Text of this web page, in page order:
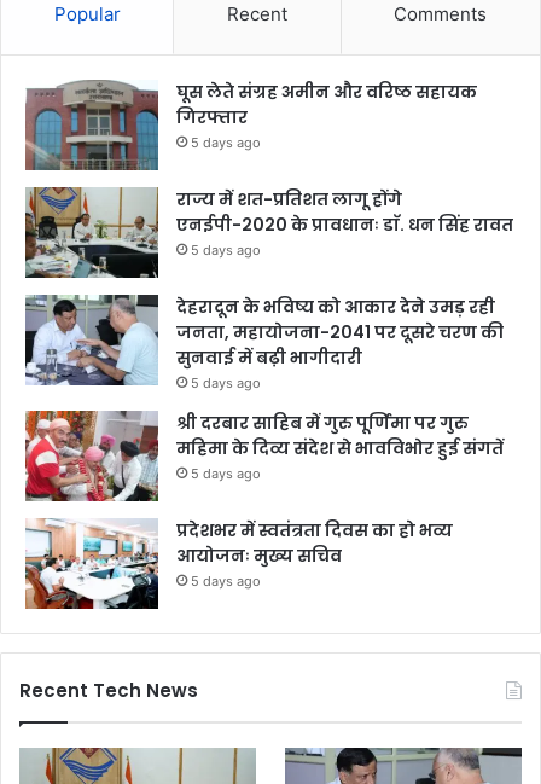
Popular Recent Comments
घूस लेते संग्रह अमीन और वरिष्ठ सहायक
गिरफ्तार
5 days ago
राज्य में शत-प्रतिशत लागू होंगे
एनईपी-2020 के प्रावधानः डाॅ. धन सिंह रावत
5 days ago
देहरादून के भविष्य को आकार देने उमड़ रही
जनता, महायोजना-2041 पर दूसरे चरण की
सुनवाई में बढ़ी भागीदारी
5 days ago
श्री दरबार साहिब में गुरु पूर्णिमा पर गुरु
महिमा के दिव्य संदेश से भावविभोर हुई संगतें
5 days ago
प्रदेशभर में स्वतंत्रता दिवस का हो भव्य
आयोजनः मुख्य सचिव
5 days ago
Recent Tech News